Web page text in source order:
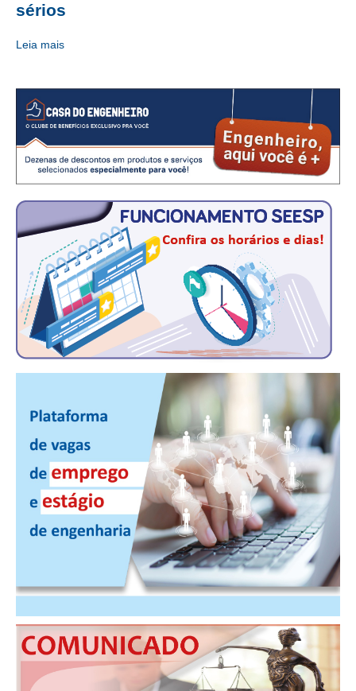
CRESCE BRASIL
CONSELHO TECNOLÓGICO
COMPOSIÇÃO
CONSELHOS ASSESSORES
PERSONALIDADES DA TECNOLOGIA
NÚCLEO DA MULHER ENGENHEIRA
TRANSPARÊNCIA
JURÍDICO
CONSULTORIA
ACORDOS, CONVENÇÕES E DISSÍDIOS
CONTRIBUIÇÕES
CONTRIBUIÇÃO ASSISTENCIAL
CONTRIBUIÇÃO ASSOCIATIVA OU ANUIDADE DE SÓCIO
CONTRIBUIÇÃO SINDICAL URBANA
REVISÃO DE APOSENTADORIA
FGTS EXPURGOS
LEGISLAÇÃO
LEI 4.950-A/1966 – PISO SALARIAL
LEI 5.194/1966 – REGULAMENTAÇÃO DA PROFISSÃO
LEI 6.496/1977 – ART
sérios
Leia mais